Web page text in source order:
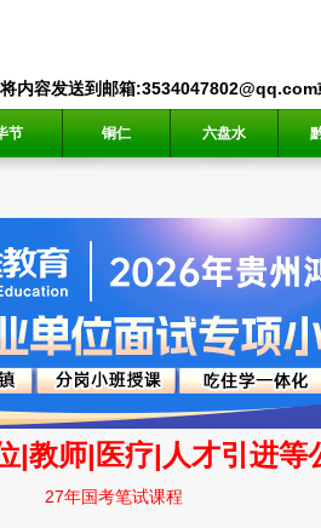
内容发送到邮箱
节 铜仁 六盘水